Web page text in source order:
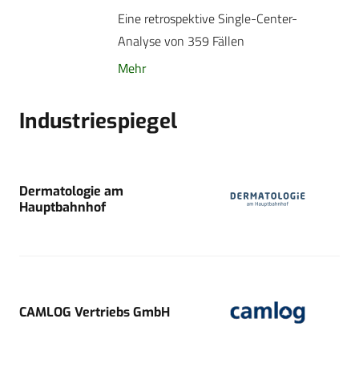
Eine retrospektive Single-Center-
Analyse von 359 Fällen
Mehr
Industriespiegel
Dermatologie am
Hauptbahnhof
CAMLOG Vertriebs GmbH